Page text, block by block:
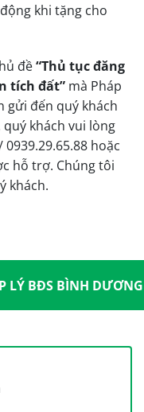
khi tặng cho
đề“Thủ tục đăng
tích đất” mà Pháp
gửi đến quý khách
khách vui lòng
hoặc
hỗ trợ. Chúng tôi
khách.
LÝ BĐS BÌNH DƯƠNG